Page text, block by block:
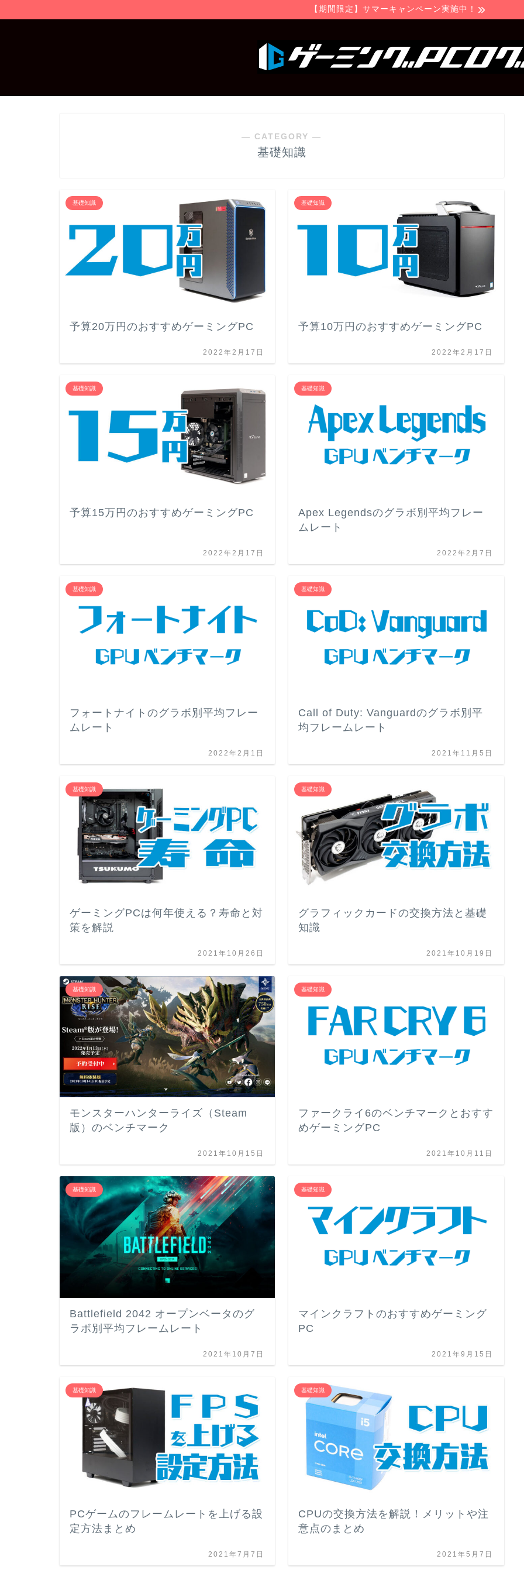
【期間限定】サマーキャンペーン実施中！
― CATEGORY ―
基礎知識
基礎知識
予算20万円のおすすめゲーミングPC
2022年2月17日
基礎知識
予算10万円のおすすめゲーミングPC
2022年2月17日
基礎知識
予算15万円のおすすめゲーミングPC
2022年2月17日
基礎知識
Apex Legendsのグラボ別平均フレー
ムレート
2022年2月7日
基礎知識
フォートナイトのグラボ別平均フレー
ムレート
2022年2月1日
基礎知識
Call of Duty: Vanguardのグラボ別平
均フレームレート
2021年11月5日
基礎知識
ゲーミングPCは何年使える？寿命と対
策を解説
2021年10月26日
基礎知識
グラフィックカードの交換方法と基礎
知識
2021年10月19日
基礎知識
モンスターハンターライズ（Steam
版）のベンチマーク
2021年10月15日
基礎知識
ファークライ6のベンチマークとおすす
めゲーミングPC
2021年10月11日
基礎知識
Battlefield 2042 オープンベータのグ
ラボ別平均フレームレート
2021年10月7日
基礎知識
マインクラフトのおすすめゲーミング
PC
2021年9月15日
基礎知識
PCゲームのフレームレートを上げる設
定方法まとめ
2021年7月7日
基礎知識
CPUの交換方法を解説！メリットや注
意点のまとめ
2021年5月7日